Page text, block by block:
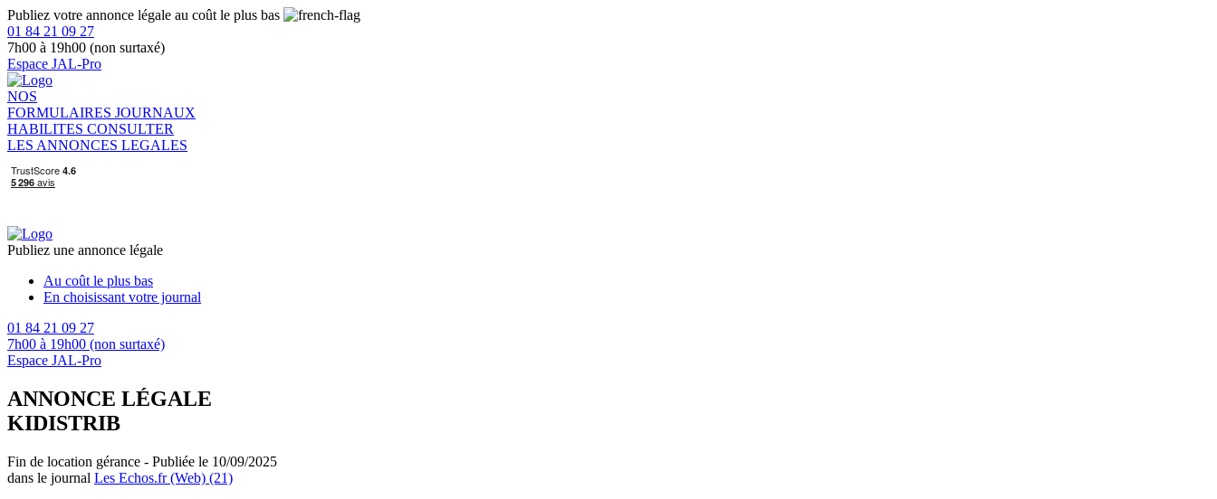
Publiez votre annonce légale au coût le plus bas
01 84 21 09 27
7h00 à 19h00 (non surtaxé)
Espace JAL-Pro
NOS
FORMULAIRES JOURNAUX
HABILITES CONSULTER
LES ANNONCES LEGALES
Publiez une annonce légale
Au coût le plus bas
En choisissant votre journal
01 84 21 09 27
7h00 à 19h00 (non surtaxé)
Espace JAL-Pro
ANNONCE LÉGALE
KIDISTRIB
Fin de location gérance - Publiée le 10/09/2025
dans le journal Les Echos.fr (Web) (21)